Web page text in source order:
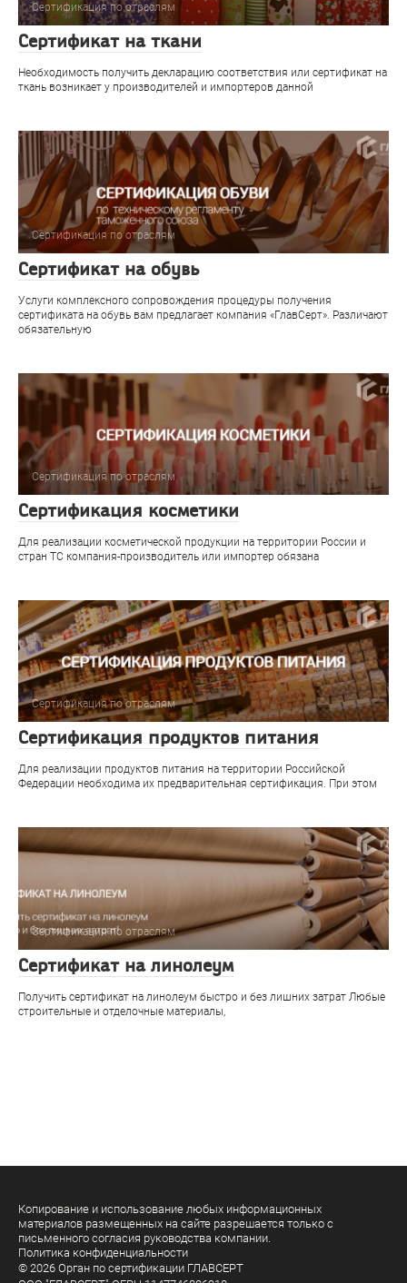
Сертификация по отраслям
Сертификат на ткани
Необходимость получить декларацию соответствия или сертификат на
ткань возникает у производителей и импортеров данной
Сертификация по отраслям
Сертификат на обувь
Услуги комплексного сопровождения процедуры получения
сертификата на обувь вам предлагает компания «ГлавСерт». Различают
обязательную
Сертификация по отраслям
Сертификация косметики
Для реализации косметической продукции на территории России и
стран ТС компания-производитель или импортер обязана
Сертификация по отраслям
Сертификация продуктов питания
Для реализации продуктов питания на территории Российской
Федерации необходима их предварительная сертификация. При этом
Сертификация по отраслям
Сертификат на линолеум
Получить сертификат на линолеум быстро и без лишних затрат Любые
строительные и отделочные материалы,
Копирование и использование любых информационных
материалов размещенных на сайте разрешается только с
письменного согласия руководства компании.
Политика конфиденциальности
© 2026 Орган по сертификации ГЛАВСЕРТ